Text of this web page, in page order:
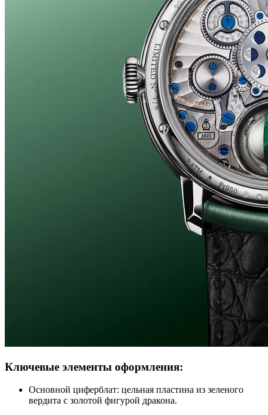
Ключевые элементы оформления:
Основной циферблат: цельная пластина из зеленого
вердита с золотой фигурой дракона.